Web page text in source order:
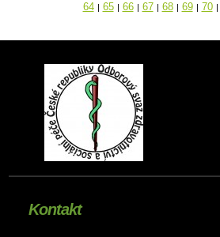
64 | 65 | 66 | 67 | 68 | 69 | 70 |
Kontakt